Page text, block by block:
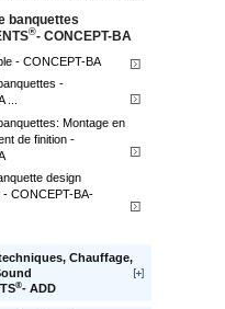
banquettes
®- CONCEPT-BA
- CONCEPT-BA
-
...
Montage en
de finition -
design
CONCEPT-BA-
Chauffage,
®- ADD